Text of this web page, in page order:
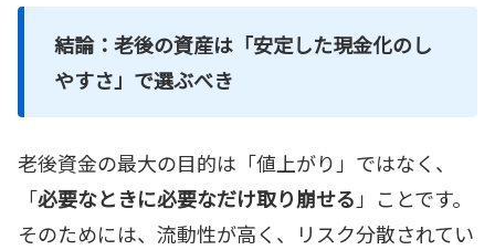
結論：老後の資産は「安定した現金化のし
やすさ」で選ぶべき
老後資金の最大の目的は「値上がり」ではなく、
「必要なときに必要なだけ取り崩せる」ことです。
そのためには、流動性が高く、リスク分散されてい